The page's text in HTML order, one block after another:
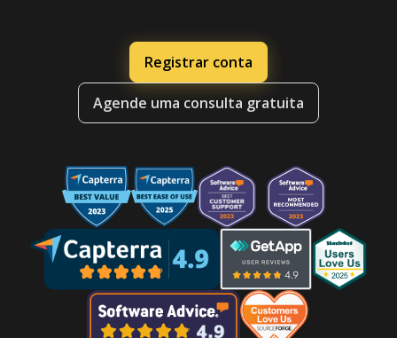
Registrar conta
Agende uma consulta gratuita